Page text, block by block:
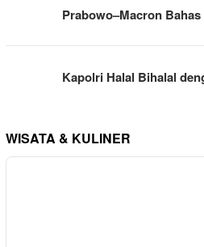
Prabowo–Macron
Kapolri Halal Bihalal
WISATA & KULINER